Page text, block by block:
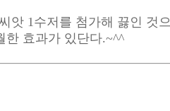
앗 1수저를 첨가해 끓인 것
한 효과가 있단다.~^^